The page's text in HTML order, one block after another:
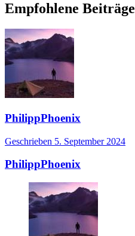
Empfohlene Beiträge
PhilippPhoenix
Geschrieben 5. September 2024
PhilippPhoenix